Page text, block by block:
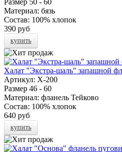
Материал: бязь
Состав: 100% хлопок
390 руб
купить
Халат "Экстра-шаль" запашной
Артикул: Х-200
Размер 46 - 60
Материал: фланель Тейково
Состав: 100% хлопок
640 руб
купить